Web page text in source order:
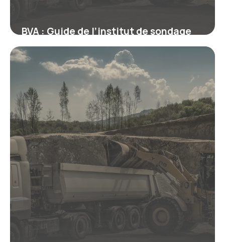
BVA : Guide de l’institut de sondage
français
10 juillet 2026